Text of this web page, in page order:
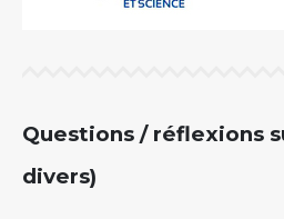
Questions / réflexions
divers)